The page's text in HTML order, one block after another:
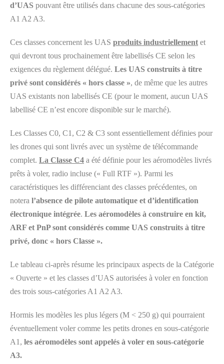
d’UAS pouvant être utilisés dans chacune des sous-catégories
A1 A2 A3.
Ces classes concernent les UAS produits industriellement et
qui devront tous prochainement être labellisés CE selon les
exigences du règlement délégué. Les UAS construits à titre
privé sont considérés « hors classe », de même que les autres
UAS existants non labellisés CE (pour le moment, aucun UAS
labellisé CE n’est encore disponible sur le marché).
Les Classes C0, C1, C2 & C3 sont essentiellement définies pour
les drones qui sont livrés avec un système de télécommande
complet. La Classe C4 a été définie pour les aéromodèles livrés
prêts à voler, radio incluse (« Full RTF »). Parmi les
caractéristiques les différenciant des classes précédentes, on
notera l’absence de pilote automatique et d’identification
électronique intégrée. Les aéromodèles à construire en kit,
ARF et PnP sont considérés comme UAS construits à titre
privé, donc « hors Classe ».
Le tableau ci-après résume les principaux aspects de la Catégorie
« Ouverte » et les classes d’UAS autorisées à voler en fonction
des trois sous-catégories A1 A2 A3.
Hormis les modèles les plus légers (M < 250 g) qui pourraient
éventuellement voler comme les petits drones en sous-catégorie
A1, les aéromodèles sont appelés à voler en sous-catégorie
A3.